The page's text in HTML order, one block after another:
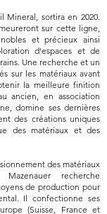
Mineral, sortira en 2020.
sur cette ligne,
et précieux ainsi
d'espaces et de
Une recherche et un
sur les matériaux avant
la meilleure finition
ancien, en association
domine ses dernières
des créations uniques
des matériaux et des
des matériaux
recherche
de production pour
Il confectionne ses
(Suisse, France et